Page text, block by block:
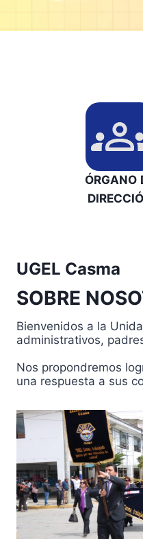
ÓRGANO
UGEL Casma
SOBRE
Bienvenidos a la
administrativos,
Nos propondremos
una respuesta a sus